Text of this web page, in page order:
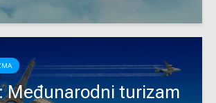
Međunarodni turizam